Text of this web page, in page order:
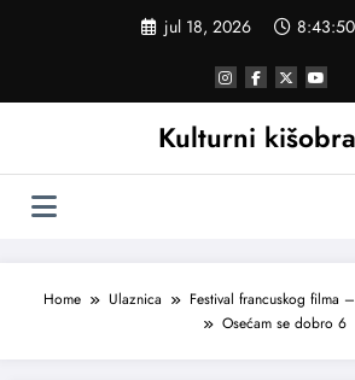
jul 18, 2026
Kulturni
Home Ulaznica
Festival francuskog filma
Osećam se dobro 6